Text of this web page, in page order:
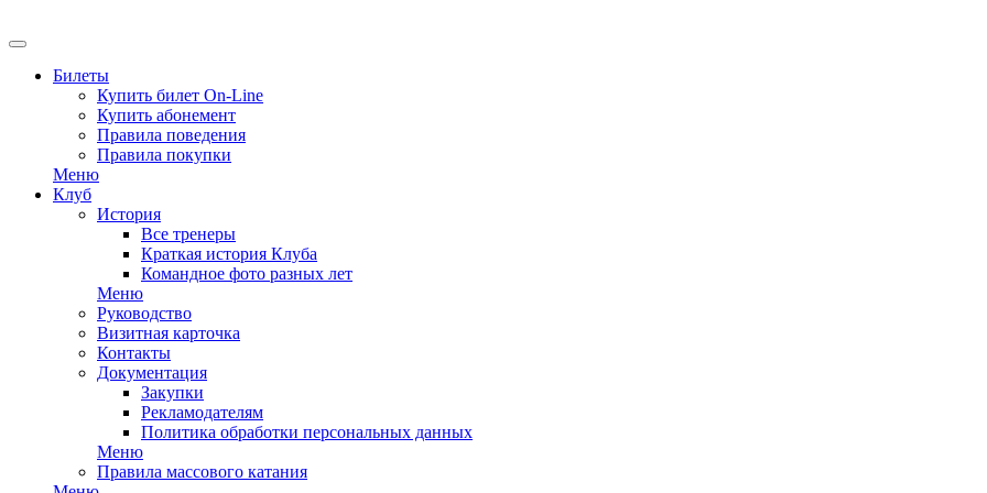
Билеты
Купить билет On-Line
Купить абонемент
Правила поведения
Правила покупки
Меню
Клуб
История
Все тренеры
Краткая история Клуба
Командное фото разных лет
Меню
Руководство
Визитная карточка
Контакты
Документация
Закупки
Рекламодателям
Политика обработки персональных данных
Меню
Правила массового катания